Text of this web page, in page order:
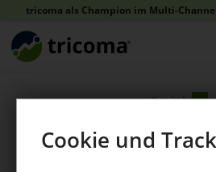
tricoma als Champion im Multi-
Zurück
Cookie und